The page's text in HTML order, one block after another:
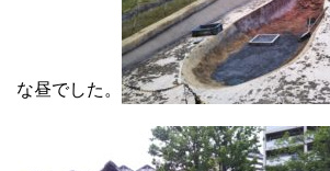
な昼でした。